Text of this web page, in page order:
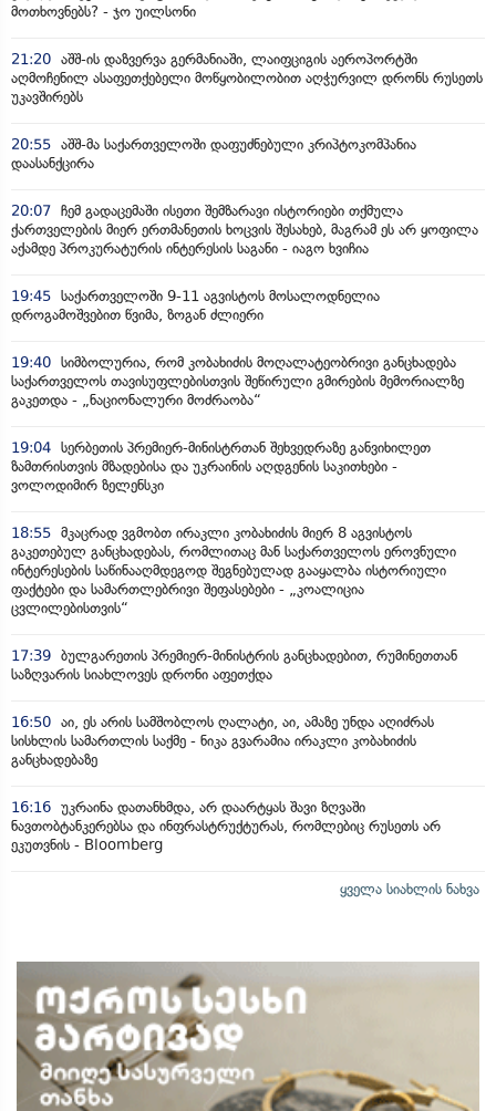
მოთხოვნებს? - ჯო უილსონი
21:20 აშშ-ის დაზვერვა გერმანიაში, ლაიფციგის აეროპორტში
აღმოჩენილ ასაფეთქებელი მოწყობილობით აღჭურვილ დრონს რუსეთს
უკავშირებს
20:55 აშშ-მა საქართველოში დაფუძნებული კრიპტოკომპანია
დაასანქცირა
20:07 ჩემ გადაცემაში ისეთი შემზარავი ისტორიები თქმულა
ქართველების მიერ ერთმანეთის ხოცვის შესახებ, მაგრამ ეს არ ყოფილა
აქამდე პროკურატურის ინტერესის საგანი - იაგო ხვიჩია
19:45 საქართველოში 9-11 აგვისტოს მოსალოდნელია
დროგამოშვებით წვიმა, ზოგან ძლიერი
19:40 სიმბოლურია, რომ კობახიძის მოღალატეობრივი განცხადება
საქართველოს თავისუფლებისთვის შეწირული გმირების მემორიალზე
გაკეთდა - „ნაციონალური მოძრაობა“
19:04 სერბეთის პრემიერ-მინისტრთან შეხვედრაზე განვიხილეთ
ზამთრისთვის მზადებისა და უკრაინის აღდგენის საკითხები -
ვოლოდიმირ ზელენსკი
18:55 მკაცრად ვგმობთ ირაკლი კობახიძის მიერ 8 აგვისტოს
გაკეთებულ განცხადებას, რომლითაც მან საქართველოს ეროვნული
ინტერესების საწინააღმდეგოდ შეგნებულად გააყალბა ისტორიული
ფაქტები და სამართლებრივი შეფასებები - „კოალიცია
ცვლილებისთვის“
17:39 ბულგარეთის პრემიერ-მინისტრის განცხადებით, რუმინეთთან
საზღვარის სიახლოვეს დრონი აფეთქდა
16:50 აი, ეს არის სამშობლოს ღალატი, აი, ამაზე უნდა აღიძრას
სისხლის სამართლის საქმე - ნიკა გვარამია ირაკლი კობახიძის
განცხადებაზე
16:16 უკრაინა დათანხმდა, არ დაარტყას შავი ზღვაში
ნავთობტანკერებსა და ინფრასტრუქტურას, რომლებიც რუსეთს არ
ეკუთვნის - Bloomberg
ყველა სიახლის ნახვა